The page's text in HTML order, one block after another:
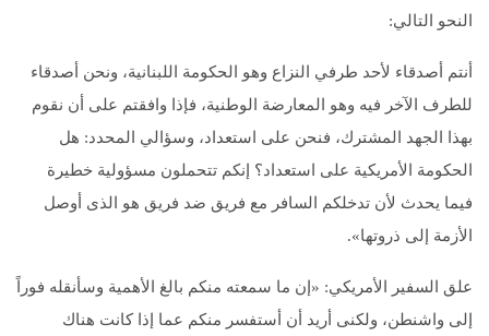
النحو التالي:
أنتم أصدقاء لأحد طرفي النزاع وهو الحكومة اللبنانية، ونحن أصدقاء
للطرف الآخر فيه وهو المعارضة الوطنية، فإذا وافقتم على أن نقوم
بهذا الجهد المشترك، فنحن على استعداد، وسؤالي المحدد: هل
الحكومة الأمريكية على استعداد؟ إنكم تتحملون مسؤولية خطيرة
فيما يحدث لأن تدخلكم السافر مع فريق ضد فريق هو الذى أوصل
الأزمة إلى ذروتها».
علق السفير الأمريكي: «إن ما سمعته منكم بالغ الأهمية وسأنقله فوراً
إلى واشنطن، ولكنى أريد أن أستفسر منكم عما إذا كانت هناك